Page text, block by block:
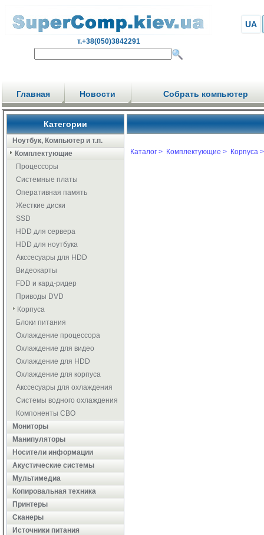
т.+38(050)3842291
UA
Главная Новости Собрать компьютер
Категории
Ноутбук, Компьютер и т.п.
Комплектующие
Процессоры
Системные платы
Оперативная память
Жесткие диски
SSD
HDD для сервера
HDD для ноутбука
Акссесуары для HDD
Видеокарты
FDD и кард-ридер
Приводы DVD
Корпуса
Блоки питания
Охлаждение процессора
Охлаждение для видео
Охлаждение для HDD
Охлаждение для корпуса
Акссесуары для охлаждения
Системы водного охлаждения
Компоненты СВО
Мониторы
Манипуляторы
Носители информации
Акустические системы
Мультимедиа
Копировальная техника
Принтеры
Сканеры
Источники питания
Каталог > Комплектующие > Корпуса >